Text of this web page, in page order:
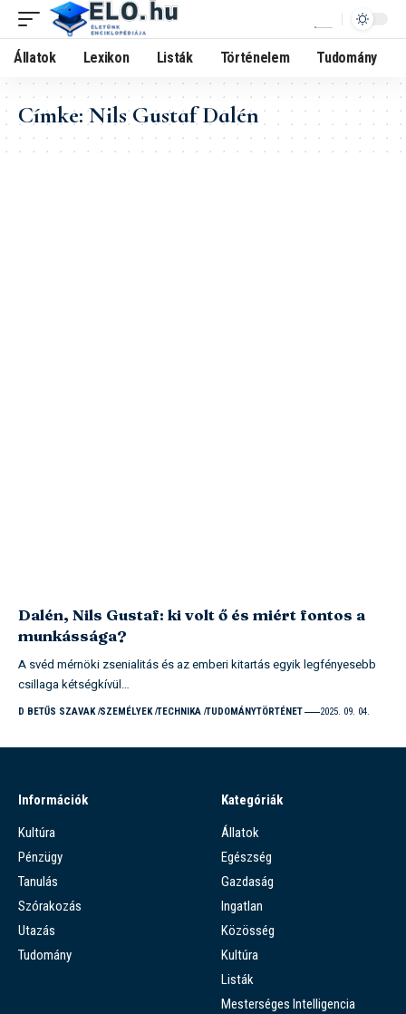
Állatok Lexikon Listák Történelem Tudomány
Címke:Nils Gustaf Dalén
Dalén, Nils Gustaf: ki volt ő és miért fontos a
munkássága?
A svéd mérnöki zsenialitás és az emberi kitartás egyik legfényesebb
csillaga kétségkívül…
D BETŰS SZAVAK SZEMÉLYEK TECHNIKA TUDOMÁNYTÖRTÉNET 2025. 09. 04.
Információk
Kultúra
Pénzügy
Tanulás
Szórakozás
Utazás
Tudomány
Kategóriák
Állatok
Egészség
Gazdaság
Ingatlan
Közösség
Kultúra
Listák
Mesterséges Intelligencia